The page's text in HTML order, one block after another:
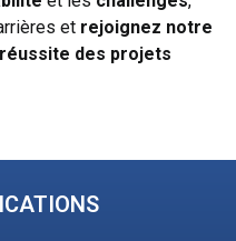
et rejoignez notre
réussite des projets